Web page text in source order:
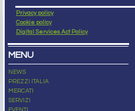
Privacy policy
Cookie policy
Digital Services Act Policy
MENU
NEWS
PREZZI ITALIA
MERCATI
SERVIZI
EVENTI